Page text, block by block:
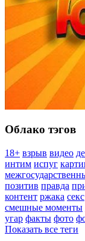
Облако тэгов
18+ взрыв видео
интим испуг
позитив правда
контент ржака секс
смешные моменты
угар факты фото
Показать все теги